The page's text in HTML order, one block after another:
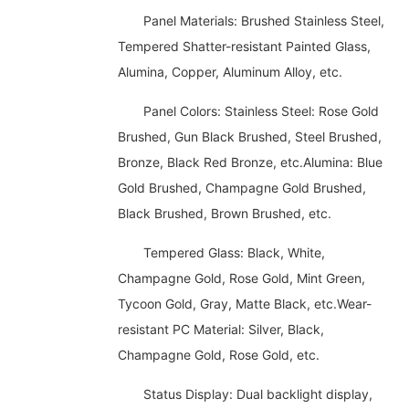
Panel Materials: Brushed Stainless Steel,
Tempered Shatter-resistant Painted Glass,
Alumina, Copper, Aluminum Alloy, etc.
Panel Colors: Stainless Steel: Rose Gold
Brushed, Gun Black Brushed, Steel Brushed,
Bronze, Black Red Bronze, etc.Alumina: Blue
Gold Brushed, Champagne Gold Brushed,
Black Brushed, Brown Brushed, etc.
Tempered Glass: Black, White,
Champagne Gold, Rose Gold, Mint Green,
Tycoon Gold, Gray, Matte Black, etc.Wear-
resistant PC Material: Silver, Black,
Champagne Gold, Rose Gold, etc.
Status Display: Dual backlight display,